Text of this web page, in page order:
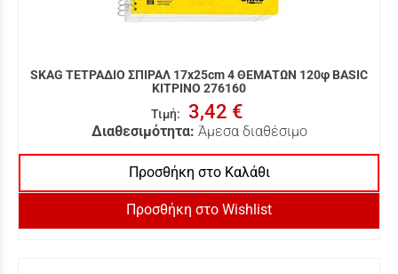
SKAG ΤΕΤΡΑΔΙΟ ΣΠΙΡΑΛ 17x25cm 4 ΘΕΜΑΤΩΝ 120φ BASIC
ΚΙΤΡΙΝΟ 276160
Τιμή: 3,42 €
Διαθεσιμότητα: Άμεσα διαθέσιμο
Προσθήκη στο Καλάθι
Προσθήκη στο Wishlist